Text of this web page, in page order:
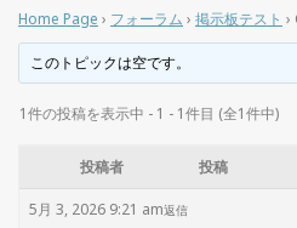
Home Page › フォーラム › 掲示板テスト ›
このトピックは空です。
1件の投稿を表示中 - 1 - 1件目 (全1件中)
投稿者 投稿
5月 3, 2026 9:21 am返信